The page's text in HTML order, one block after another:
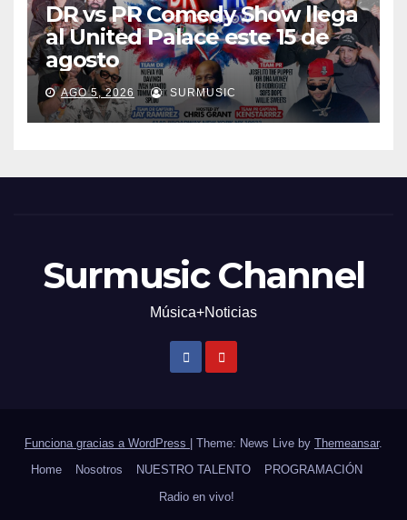
DR vs PR Comedy Show llega
al United Palace este 15 de
agosto
AGO 5, 2026 SURMUSIC
Surmusic Channel
Música+Noticias
Funciona gracias a WordPress Theme: News Live by Themeansar.
Home
Nosotros NUESTRO TALENTO
PROGRAMACIÓN
Radio en vivo!